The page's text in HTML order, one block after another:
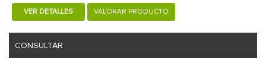
VER DETALLES VALORAR PRODUCTO
CONSULTAR